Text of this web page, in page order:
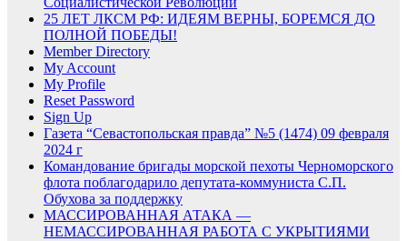
25 ЛЕТ ЛКСМ РФ: ИДЕЯМ ВЕРНЫ, БОРЕМСЯ ДО
ПОЛНОЙ ПОБЕДЫ!
Member Directory
My Account
My Profile
Reset Password
Sign Up
Газета “Севастопольская правда” №5 (1474) 09 февраля
2024 г
Командование бригады морской пехоты Черноморского
флота поблагодарило депутата-коммуниста С.П.
Обухова за поддержку
МАССИРОВАННАЯ АТАКА —
НЕМАССИРОВАННАЯ РАБОТА С УКРЫТИЯМИ